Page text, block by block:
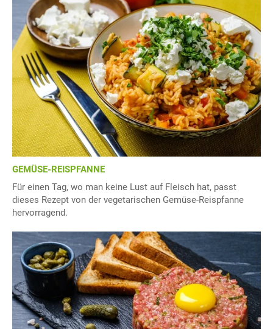
GEMÜSE-REISPFANNE
Für einen Tag, wo man keine Lust auf Fleisch hat, passt
dieses Rezept von der vegetarischen Gemüse-Reispfanne
hervorragend.